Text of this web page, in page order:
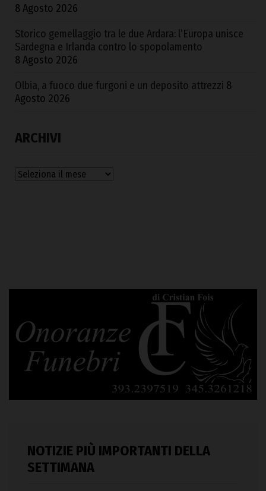
8 Agosto 2026
Storico gemellaggio tra le due Ardara: l’Europa unisce
Sardegna e Irlanda contro lo spopolamento
8 Agosto 2026
Olbia, a fuoco due furgoni e un deposito attrezzi 8
Agosto 2026
ARCHIVI
Archivi
NOTIZIE PIÙ IMPORTANTI DELLA
SETTIMANA